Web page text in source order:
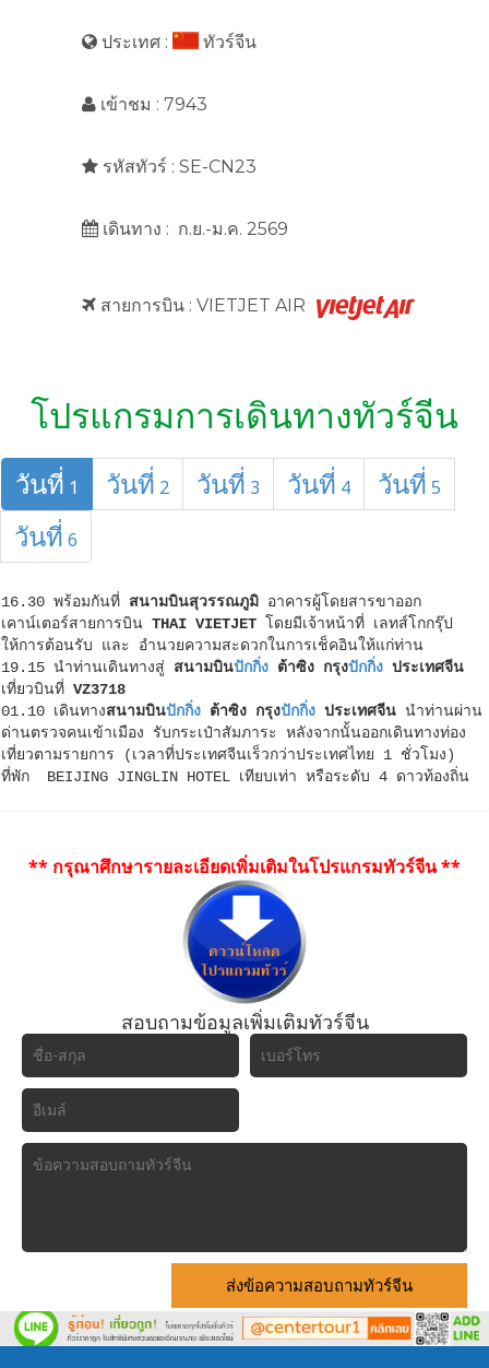
ประเทศ : ทัวร์จีน
เข้าชม : 7943
รหัสทัวร์ : SE-CN23
เดินทาง : ก.ย.-ม.ค. 2569
สายการบิน : VIETJET AIR
โปรแกรมการเดินทางทัวร์จีน
วันที่ 1 วันที่ 2 วันที่ 3 วันที่ 4 วันที่ 5
วันที่ 6
16.30 พร้อมกันที่ สนามบินสุวรรณภูมิ อาคารผู้โดยสารขาออก
เคาน์เตอร์สายการบิน THAI VIETJET
โดยมีเจ้าหน้าที่ เลทส์โกกรุ๊ป
ให้การต้อนรับ และ อำนวยความสะดวกในการเช็คอินให้แก่ท่าน
19.15 นำท่านเดินทางสู่ สนามบินปักกิ่ง ต้าซิง กรุงปักกิ่ง ประเทศจีน
เที่ยวบินที่ VZ3718
01.10 เดินทางสนามบินปักกิ่ง ต้าซิง กรุงปักกิ่ง ประเทศจีน นำท่านผ่าน
ด่านตรวจคนเข้าเมือง รับกระเป๋าสัมภาระ หลังจากนั้นออกเดินทางท่อง
เที่ยวตามรายการ (เวลาที่ประเทศจีนเร็วกว่าประเทศไทย 1 ชั่วโมง)
ที่พัก BEIJING JINGLIN HOTEL เทียบเท่า หรือระดับ 4 ดาวท้องถิ่น
** กรุณาศึกษารายละเอียดเพิ่มเติมในโปรแกรมทัวร์จีน **
สอบถามข้อมูลเพิ่มเติมทัวร์จีน